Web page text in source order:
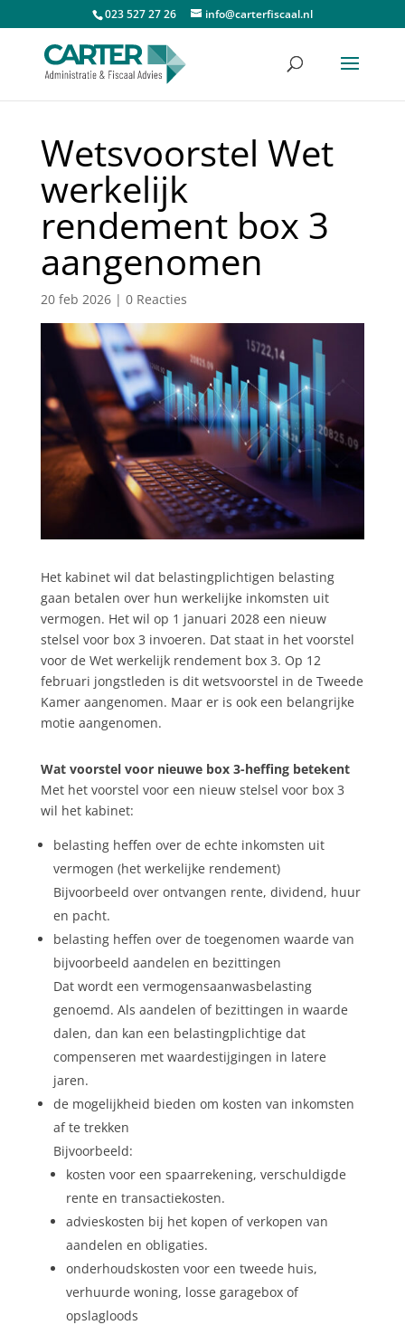
023 527 27 26 info@carterfiscaal.nl
Wetsvoorstel Wet
werkelijk
rendement box 3
aangenomen
20 feb 2026| 0 Reacties
Het kabinet wil dat belastingplichtigen belasting
gaan betalen over hun werkelijke inkomsten uit
vermogen. Het wil op 1 januari 2028 een nieuw
stelsel voor box 3 invoeren. Dat staat in het voorstel
voor de Wet werkelijk rendement box 3. Op 12
februari jongstleden is dit wetsvoorstel in de Tweede
Kamer aangenomen. Maar er is ook een belangrijke
motie aangenomen.
Wat voorstel voor nieuwe box 3-heffing betekent
Met het voorstel voor een nieuw stelsel voor box 3
wil het kabinet:
belasting heffen over de echte inkomsten uit
vermogen (het werkelijke rendement)
Bijvoorbeeld over ontvangen rente, dividend, huur
en pacht.
belasting heffen over de toegenomen waarde van
bijvoorbeeld aandelen en bezittingen
Dat wordt een vermogensaanwasbelasting
genoemd. Als aandelen of bezittingen in waarde
dalen, dan kan een belastingplichtige dat
compenseren met waardestijgingen in latere
jaren.
de mogelijkheid bieden om kosten van inkomsten
af te trekken
Bijvoorbeeld:
kosten voor een spaarrekening, verschuldigde
rente en transactiekosten.
advieskosten bij het kopen of verkopen van
aandelen en obligaties.
onderhoudskosten voor een tweede huis,
verhuurde woning, losse garagebox of
opslagloods